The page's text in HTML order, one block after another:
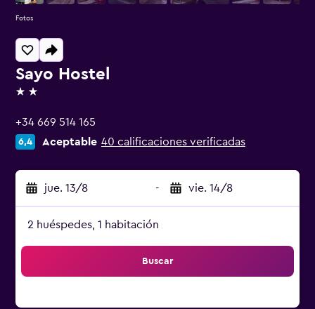
Sayo Hostel
2 estrellas
+34 669 514 165
6,4 Aceptable 40 calificaciones verificadas
jue. 13/8 - vie. 14/8
2 huéspedes, 1 habitación
Buscar
Fotos